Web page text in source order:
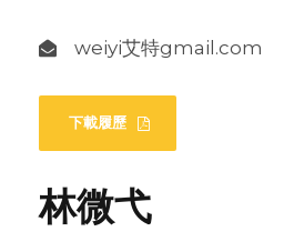
weiyi艾特gmail.com
下載履歷
林微弋